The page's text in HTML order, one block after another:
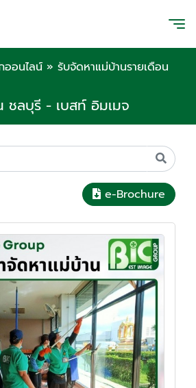
ออนไลน์ » รับจัดหาแม่บ้านรายเดือน
ชลบุรี - เบสท์ อิมเมจ
e-Brochure